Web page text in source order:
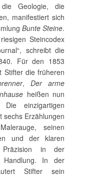
Geologie, die
manifestiert sich
Bunte Steine.
Steincodex
schreibt die
Für den 1853
Stifter die früheren
,Der arme
heißen nun
einzigartigen
sechs Erzählungen
seinen
und der klaren
Präzision in der
Handlung. In der
Stifter sein